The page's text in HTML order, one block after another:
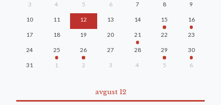
3 4 5 6 7 8 9
10 11 12 13 14 15 16
17 18 19 20 21 22 23
24 25 26 27 28 29 30
31 1 2 3 4 5 6
avgust 12